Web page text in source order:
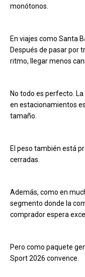
monótonos.
En viajes como Santa
Después de pasar por
ritmo, llegar menos
No todo es perfecto.
en estacionamientos
tamaño.
El peso también está
cerradas.
Además, como en
segmento donde la
comprador espera
Pero como paquete
Sport 2026 convence.